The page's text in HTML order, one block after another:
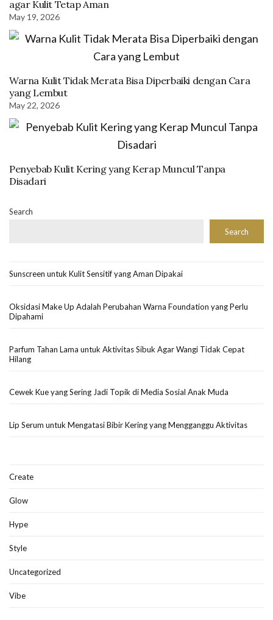
agar Kulit Tetap Aman
May 19, 2026
Warna Kulit Tidak Merata Bisa Diperbaiki dengan Cara
yang Lembut
May 22, 2026
Penyebab Kulit Kering yang Kerap Muncul Tanpa
Disadari
Search
Search
Sunscreen untuk Kulit Sensitif yang Aman Dipakai
Oksidasi Make Up Adalah Perubahan Warna Foundation yang Perlu
Dipahami
Parfum Tahan Lama untuk Aktivitas Sibuk Agar Wangi Tidak Cepat
Hilang
Cewek Kue yang Sering Jadi Topik di Media Sosial Anak Muda
Lip Serum untuk Mengatasi Bibir Kering yang Mengganggu Aktivitas
Create
Glow
Hype
Style
Uncategorized
Vibe